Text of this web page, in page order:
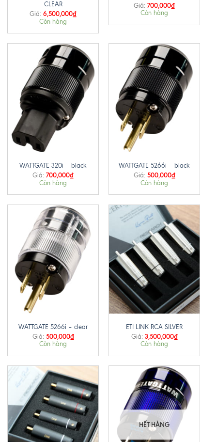
CLEAR
Giá: 6,500,000₫
Còn hàng
Giá: 700,000₫
Còn hàng
WATTGATE 320i – black
Giá: 700,000₫
Còn hàng
WATTGATE 5266i – black
Giá: 500,000₫
Còn hàng
WATTGATE 5266i – clear
Giá: 500,000₫
Còn hàng
ETI LINK RCA SILVER
Giá: 3,500,000₫
Còn hàng
HẾT HÀNG